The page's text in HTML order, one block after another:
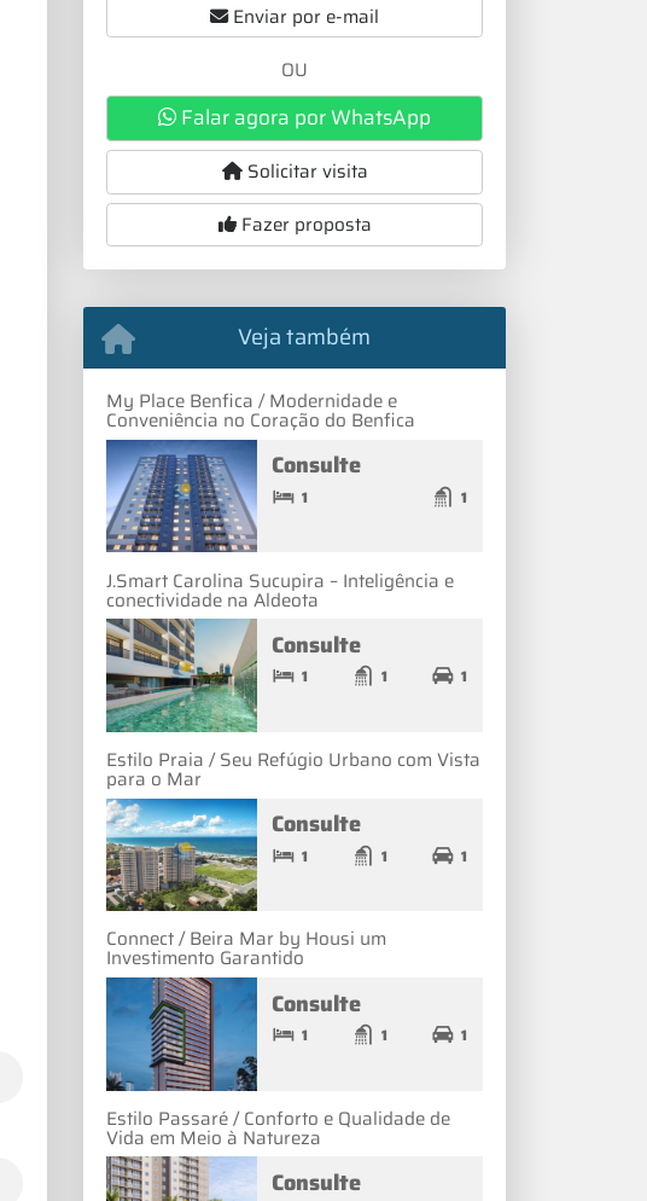
Enviar por e-mail
OU
Falar agora por WhatsApp
Solicitar visita
Fazer proposta
Veja também
My Place Benfica / Modernidade e
Conveniência no Coração do Benfica
Consulte
1 1
J.Smart Carolina Sucupira – Inteligência e
conectividade na Aldeota
Consulte
1 1 1
Estilo Praia / Seu Refúgio Urbano com Vista
para o Mar
Consulte
1 1 1
Connect / Beira Mar by Housi um
Investimento Garantido
Consulte
1 1 1
Estilo Passaré / Conforto e Qualidade de
Vida em Meio à Natureza
Consulte